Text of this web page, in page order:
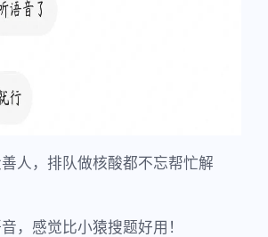
人，排队做核酸都不忘帮忙解
，感觉比小猿搜题好用！